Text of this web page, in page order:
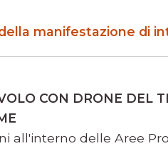
manifestazione di
CON DRONE DEL
all'interno delle Aree